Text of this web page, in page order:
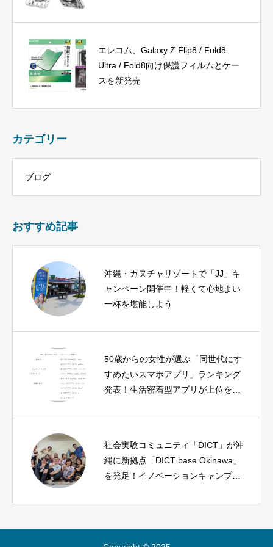
エレコム、Galaxy Z Flip8 / Fold8
Ultra / Fold8向け保護フィルムとケー
スを新発売
カテゴリー
ブログ
おすすめ記事
沖縄・カヌチャリゾートで「JJ」キ
ャンペーン開催中！軽くて心地よい
一杯を堪能しよう
50歳からの女性が選ぶ「同世代にす
すめたいスマホアプリ」ランキング
発表！生活密着型アプリが上位を独
社会実験コミュニティ「DICT」が沖
縄に新拠点「DICT base Okinawa」
を発足！イノベーションキャンプで